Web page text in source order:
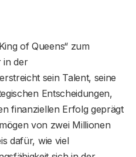
of Queens“ zum
in der
sein Talent, seine
Entscheidungen,
finanziellen Erfolg geprägt
von zwei Millionen
dafür, wie viel